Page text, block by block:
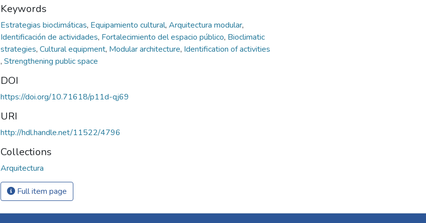
Keywords
Estrategias bioclimáticas, Equipamiento cultural, Arquitectura modular,
Identificación de actividades, Fortalecimiento del espacio público, Bioclimatic
strategies, Cultural equipment, Modular architecture, Identification of activities
, Strengthening public space
DOI
https://doi.org/10.71618/p11d-qj69
URI
http://hdl.handle.net/11522/4796
Collections
Arquitectura
Full item page